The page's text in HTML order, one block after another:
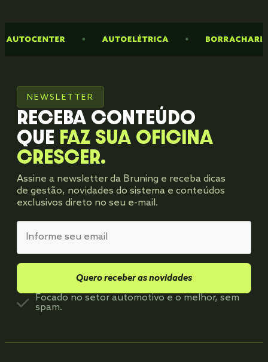
NEWSLETTER
RECEBA CONTEÚDO
QUE FAZ SUA OFICINA
CRESCER.
Assine a newsletter da Bruning e receba dicas
de gestão, novidades do sistema e conteúdos
exclusivos direto no seu e-mail.
Quero receber as novidades
Focado no setor automotivo e o melhor, sem
spam.